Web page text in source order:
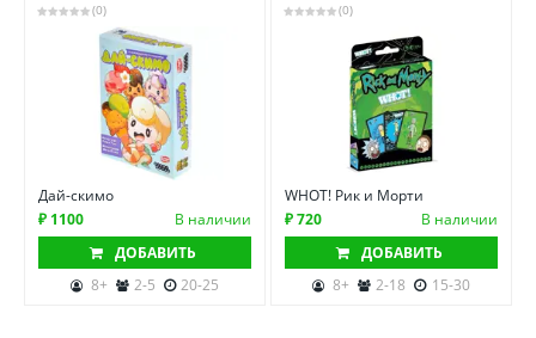
(0)
Дай-скимо
₽ 1100
В наличии
ДОБАВИТЬ
8+
2-5 20-25
(0)
WHOT! Рик и Морти
₽ 720
В наличии
ДОБАВИТЬ
8+
2-18 15-30